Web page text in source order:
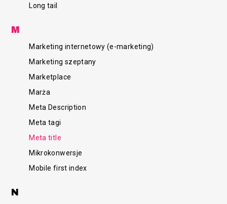
Long tail
M
Marketing internetowy (e-marketing)
Marketing szeptany
Marketplace
Marża
Meta Description
Meta tagi
Meta title
Mikrokonwersje
Mobile first index
N